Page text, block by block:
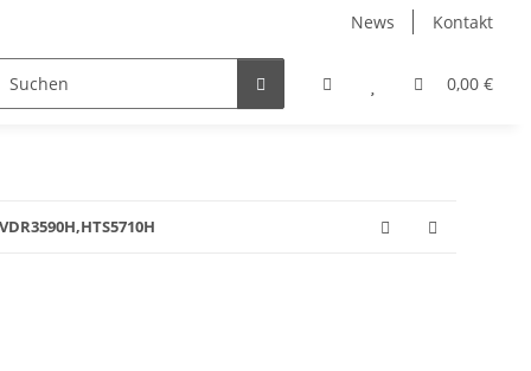
News Kontakt
0,00 €